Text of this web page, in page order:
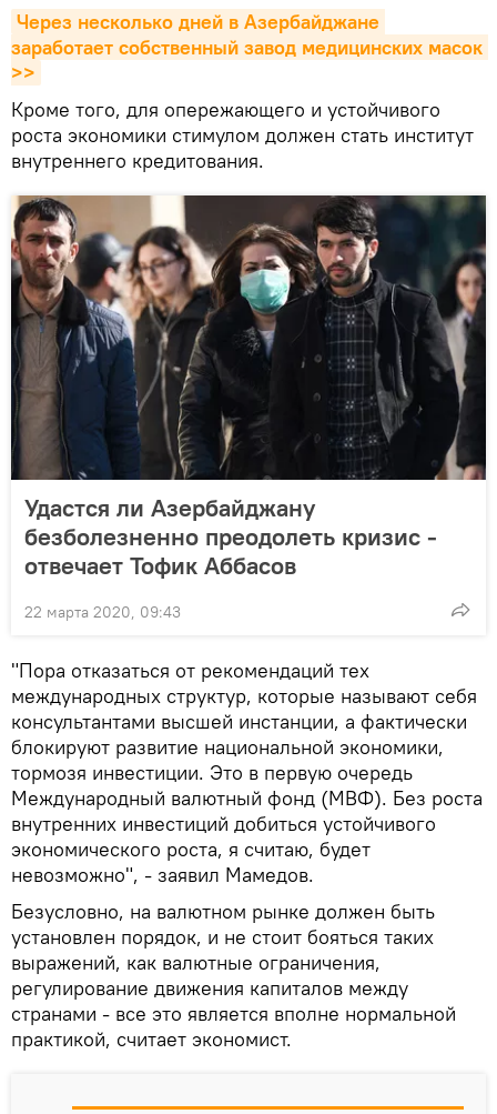
Через несколько дней в Азербайджане
заработает собственный завод медицинских масок
>>
Кроме того, для опережающего и устойчивого
роста экономики стимулом должен стать институт
внутреннего кредитования.
Удастся ли Азербайджану
безболезненно преодолеть кризис -
отвечает Тофик Аббасов
22 марта 2020, 09:43
"Пора отказаться от рекомендаций тех
международных структур, которые называют себя
консультантами высшей инстанции, а фактически
блокируют развитие национальной экономики,
тормозя инвестиции. Это в первую очередь
Международный валютный фонд (МВФ). Без роста
внутренних инвестиций добиться устойчивого
экономического роста, я считаю, будет
невозможно", - заявил Мамедов.
Безусловно, на валютном рынке должен быть
установлен порядок, и не стоит бояться таких
выражений, как валютные ограничения,
регулирование движения капиталов между
странами - все это является вполне нормальной
практикой, считает экономист.